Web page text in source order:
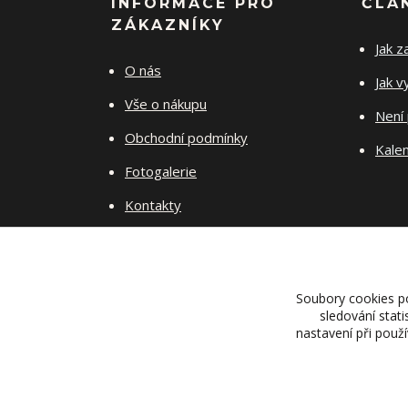
ZÁKAZNÍKY
O nás
Vše o nákupu
Obchodní podmínky
Fotogalerie
Kontakty
Jak
Jak
Není
Soubory cookies
sledování
nastavení při